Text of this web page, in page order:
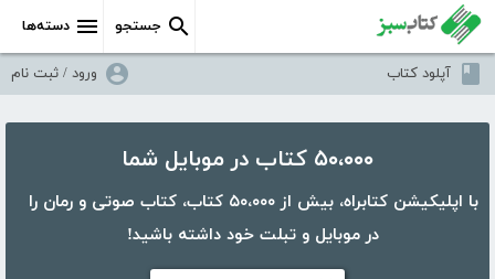
دسته‌ها جستجو
آپلود کتاب ورود / ثبت نام
۵۰،۰۰۰ کتاب در موبایل شما
با اپلیکیشن کتابراه، بیش از ۵۰،۰۰۰ کتاب، کتاب صوتی و رمان را
در موبایل و تبلت خود داشته باشید!